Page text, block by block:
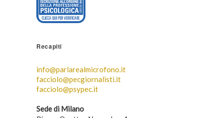
Recapiti
info@parlarealmicrofono.it
facciolo@pecgiornalisti.it
facciolo@psypec.it
Sede di Milano